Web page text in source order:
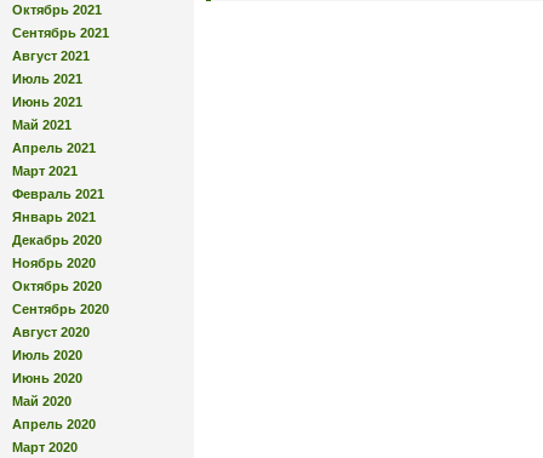
Октябрь 2021
Сентябрь 2021
Август 2021
Июль 2021
Июнь 2021
Май 2021
Апрель 2021
Март 2021
Февраль 2021
Январь 2021
Декабрь 2020
Ноябрь 2020
Октябрь 2020
Сентябрь 2020
Август 2020
Июль 2020
Июнь 2020
Май 2020
Апрель 2020
Март 2020